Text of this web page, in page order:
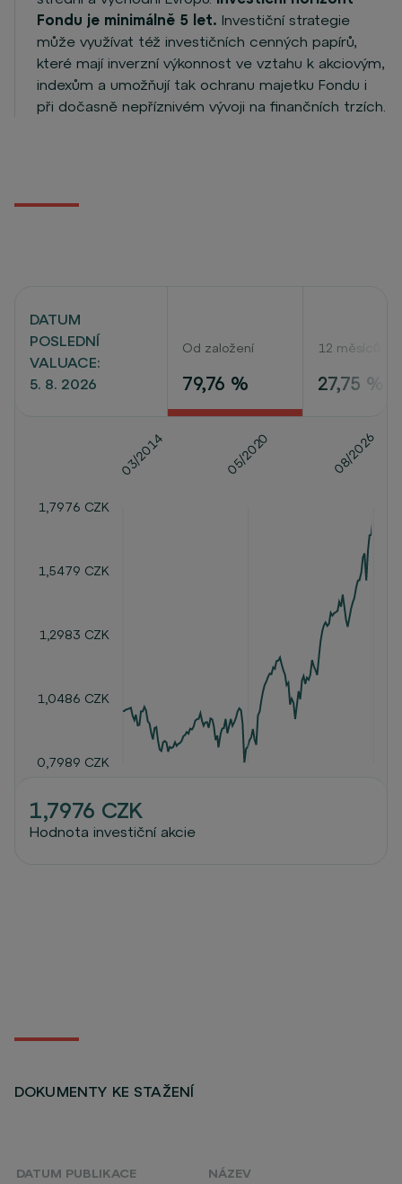
Fondu je minimálně 5 let. Investiční strategie
může využívat též investičních cenných papírů,
které mají inverzní výkonnost ve vztahu k akciovým,
indexům a umožňují tak ochranu majetku Fondu i
při dočasně nepříznivém vývoji na finančních trzích.
DATUM
POSLEDNÍ
VALUACE:
5. 8. 2026
Od založení
79,76 %
12 měsíců
27,75 %
03/2014 05/2020 08/2026
0,7989 CZK
1,0486 CZK
1,2983 CZK
1,5479 CZK
1,7976 CZK
1,7976 CZK
Hodnota investiční akcie
DOKUMENTY KE STAŽENÍ
DATUM PUBLIKACE NÁZEV